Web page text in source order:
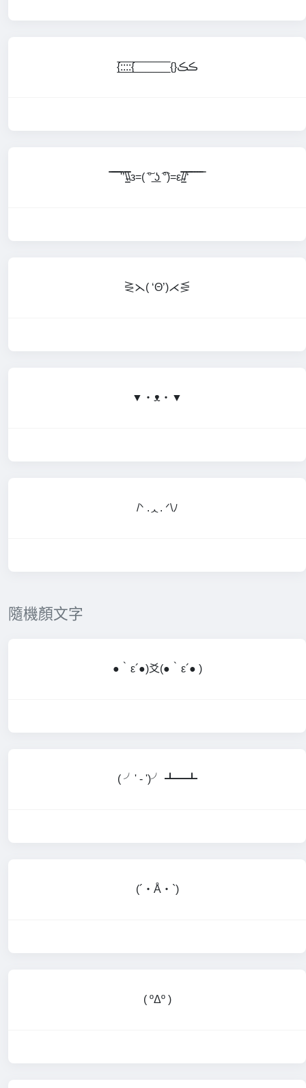
{:̲̅:̲̅:̲̅:̲̅{ ̲̅ ̲̅ ̲̅ ̲̅ ̲̅ ̲̅ ̲̅ ̲̅ ̲̅ ̲̅ ̲̅ ̲̅ ̲̅{}ڪڪ
̿̿ ̿̿ ̿̿ ̿'̿’\̵͇̿̿\з=( ͠° ͟ʖ ͡°)=ε/̵͇̿̿/‘̿̿ ̿ ̿ ̿ ̿ ̿
⋛⋋( ‘Θ’)⋌⋚
▼・ᴥ・▼
/ᐠ .ᆺ. ᐟ\ﾉ
隨機顏文字
●｀ε´●)爻(●｀ε´● )
( ╯' - ')╯ ┻━┻
(´・Å・`)
( ºΔº )